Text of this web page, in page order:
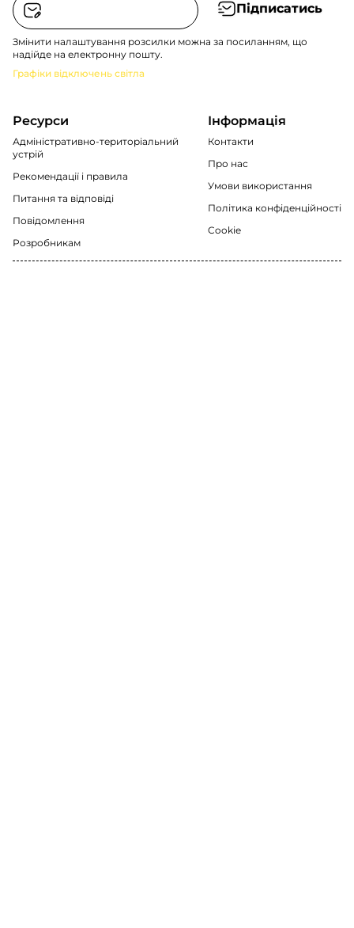
Підписатись
Змінити налаштування розсилки можна за посиланням, що
надійде на електронну пошту.
Графіки відключень світла
Ресурси
Адміністративно-територіальний
устрій
Рекомендації i правила
Питання та відповіді
Повідомлення
Розробникам
Інформація
Контакти
Про нас
Умови використання
Політика конфіденційності
Cookie